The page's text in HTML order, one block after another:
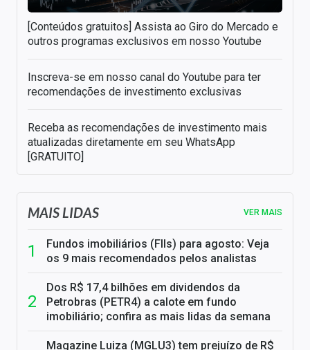
[Conteúdos gratuitos] Assista ao Giro do Mercado e
outros programas exclusivos em nosso Youtube
Inscreva-se em nosso canal do Youtube para ter
recomendações de investimento exclusivas
Receba as recomendações de investimento mais
atualizadas diretamente em seu WhatsApp
[GRATUITO]
MAIS LIDAS VER MAIS
Fundos imobiliários (FIIs) para agosto: Veja
os 9 mais recomendados pelos analistas
Dos R$ 17,4 bilhões em dividendos da
Petrobras (PETR4) a calote em fundo
imobiliário; confira as mais lidas da semana
Magazine Luiza (MGLU3) tem prejuízo de R$